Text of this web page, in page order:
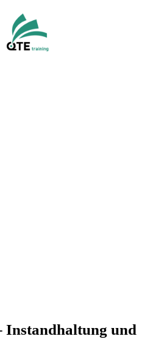
Instandhaltung und